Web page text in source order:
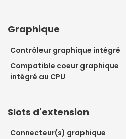
Graphique
Contrôleur graphique intégré
Compatible coeur graphique
intégré au CPU
Slots d'extension
Connecteur(s) graphique